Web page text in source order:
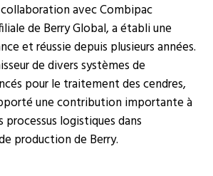
avec Combipac
de Berry Global, a établi une
et réussie depuis plusieurs années.
de divers systèmes de
pour le traitement des cendres,
une contribution importante à
logistiques dans
production de Berry.